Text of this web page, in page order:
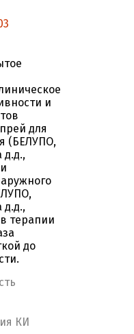
и
для
(БЕЛУПО,
д.д.,
д.д.,
терапии
до
КИ